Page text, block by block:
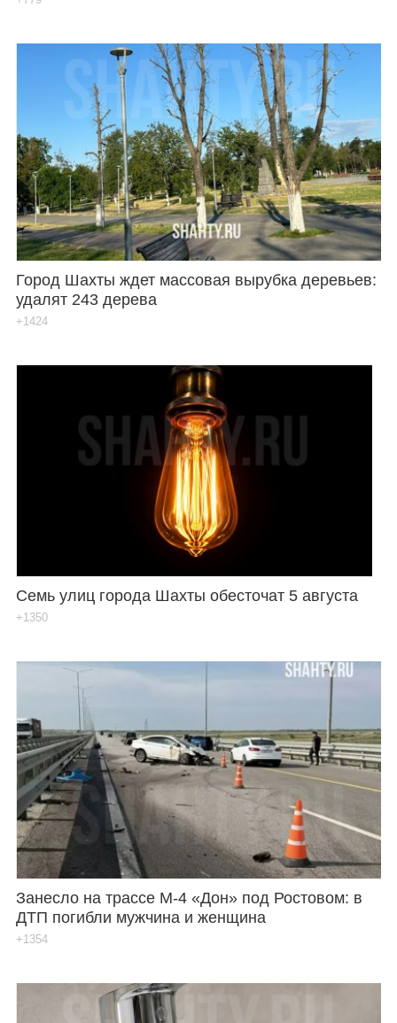
Город Шахты ждет массовая вырубка деревьев:
удалят 243 дерева
+1424
Семь улиц города Шахты обесточат 5 августа
+1350
Занесло на трассе М-4 «Дон» под Ростовом: в
ДТП погибли мужчина и женщина
+1354